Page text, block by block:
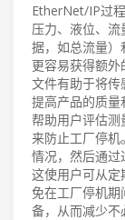
EtherNet/IP过
压力、液位、
据，如总流量）
更容易获得额
文件有助于将
提高产品的质量
帮助用户评估
来防止工厂停机
情况，然后通过
这使用户可从
免在工厂停机
备，从而减少不